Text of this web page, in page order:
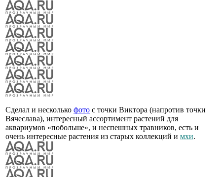
Сделал и несколько фото с точки Виктора (напротив точки
Вячеслава), интересный ассортимент растений для
аквариумов «побольше», и неспешных травников, есть и
очень интересные растения из старых коллекций и мхи.